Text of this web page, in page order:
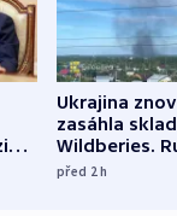
Ukrajina
zasáhla
Wildberies.
útočili v
před 2h